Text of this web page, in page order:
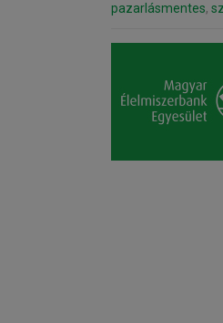
pazarlásmentes,